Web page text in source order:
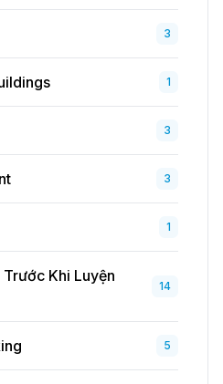
3
1
3
3
1
Khi Luyện
14
5